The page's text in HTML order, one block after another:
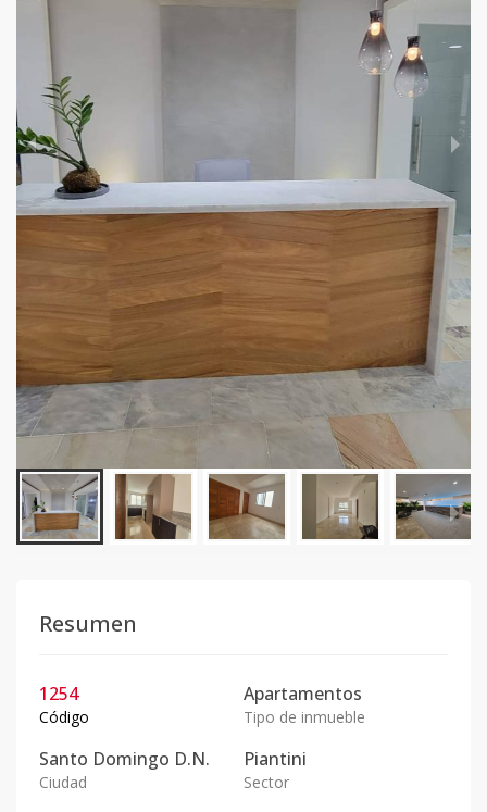
Resumen
1254
Código
Apartamentos
Tipo de inmueble
Santo Domingo D.N.
Ciudad
Piantini
Sector